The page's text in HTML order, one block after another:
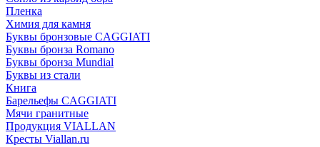
Пленка
Химия для камня
Буквы бронзовые CAGGIATI
Буквы бронза Romano
Буквы бронза Mundial
Буквы из стали
Книга
Барельефы CAGGIATI
Мячи гранитные
Продукция VIALLAN
Кресты Viallan.ru